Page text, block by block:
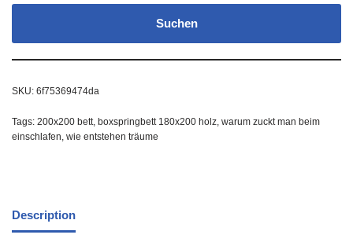
Suchen
SKU: 6f75369474da
Tags: 200x200 bett, boxspringbett 180x200 holz, warum zuckt man beim
einschlafen, wie entstehen träume
Description